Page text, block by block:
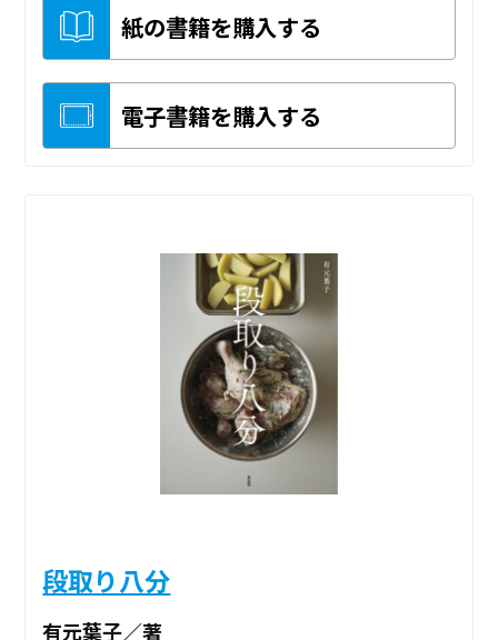
紙の書籍を購入する
電子書籍を購入する
段取り八分
有元葉子／著